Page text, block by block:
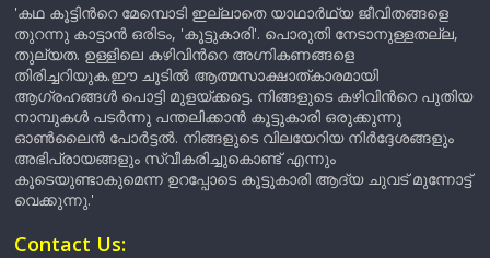
'കഥ കൂട്ടിന്‍റെ മേമ്പൊടി ഇല്ലാതെ യാഥാർഥ്യ ജീവിതങ്ങളെ
തുറന്നു കാട്ടാൻ ഒരിടം, 'കൂട്ടുകാരി'. പൊരുതി നേടാനുള്ളതല്ല,
തുല്യത. ഉള്ളിലെ കഴിവിന്‍റെ അഗ്നികണങ്ങളെ
തിരിച്ചറിയുക.ഈ ചൂടിൽ ആത്മസാക്ഷാത്കാരമായി
ആഗ്രഹങ്ങൾ പൊട്ടി മുളയ്ക്കട്ടെ. നിങ്ങളുടെ കഴിവിന്‍റെ പുതിയ
നാമ്പുകൾ പടർന്നു പന്തലിക്കാൻ കൂട്ടുകാരി ഒരുക്കുന്നു
ഓൺലൈൻ പോർട്ടൽ. നിങ്ങളുടെ വിലയേറിയ നിർദ്ദേശങ്ങളും
അഭിപ്രായങ്ങളും സ്വീകരിച്ചുകൊണ്ട് എന്നും
കൂടെയുണ്ടാകുമെന്ന ഉറപ്പോടെ കൂട്ടുകാരി ആദ്യ ചുവട് മുന്നോട്ട്
വെക്കുന്നു.'
Contact Us: